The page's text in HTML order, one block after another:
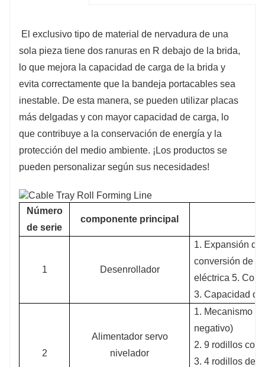
sus necesidades!
El exclusivo tipo de material de nervadura de una
sola pieza tiene dos ranuras en R debajo de la brida,
lo que mejora la capacidad de carga de la brida y
evita correctamente que la bandeja portacables sea
inestable. De esta manera, se pueden utilizar placas
más delgadas y con mayor capacidad de carga, lo
que contribuye a la conservación de energía y la
protección del medio ambiente. ¡Los productos se
pueden personalizar según sus necesidades!
Número
de serie
componente principal
1 Desenrollador
1. Expansión
conversión de
eléctrica 5.
3. Capacidad
2
Alimentador servo
nivelador
1. Mecanismo
negativo)
2. 9 rodillos
3. 4 rodillos de